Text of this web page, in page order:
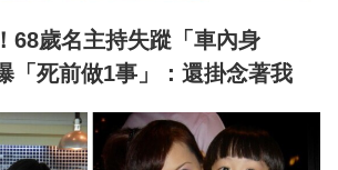
68歲名主持失蹤「車內身
死前做1事」：還掛念著我